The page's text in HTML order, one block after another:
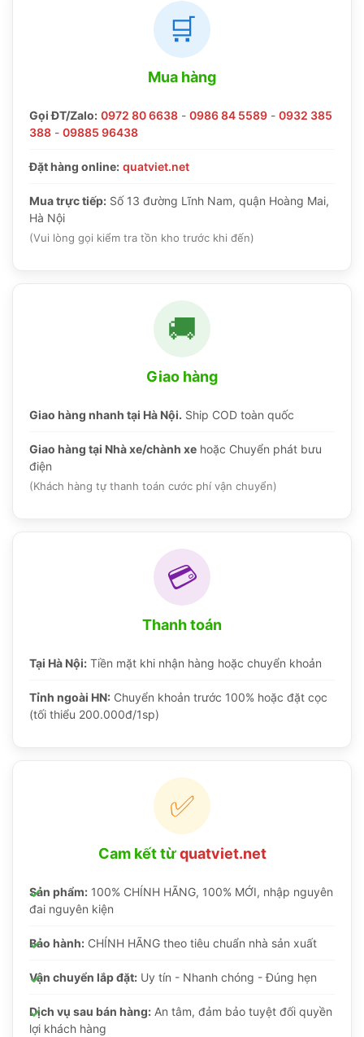
🛒
Mua hàng
Gọi ĐT/Zalo: 0972 80 6638 - 0986 84 5589 - 0932 385
388 - 09885 96438
Đặt hàng online: quatviet.net
Mua trực tiếp: Số 13 đường Lĩnh Nam, quận Hoàng Mai,
Hà Nội
(Vui lòng gọi kiểm tra tồn kho trước khi đến)
🚚
Giao hàng
Giao hàng nhanh tại Hà Nội. Ship COD toàn quốc
Giao hàng tại Nhà xe/chành xe hoặc Chuyển phát bưu
điện
(Khách hàng tự thanh toán cước phí vận chuyển)
💳
Thanh toán
Tại Hà Nội: Tiền mặt khi nhận hàng hoặc chuyển khoản
Tỉnh ngoài HN: Chuyển khoản trước 100% hoặc đặt cọc
(tối thiểu 200.000đ/1sp)
✅
Cam kết từquatviet.net
Sản phẩm: 100% CHÍNH HÃNG, 100% MỚI, nhập nguyên
đai nguyên kiện
Bảo hành: CHÍNH HÃNG theo tiêu chuẩn nhà sản xuất
Vận chuyển lắp đặt: Uy tín - Nhanh chóng - Đúng hẹn
Dịch vụ sau bán hàng: An tâm, đảm bảo tuyệt đối quyền
lợi khách hàng